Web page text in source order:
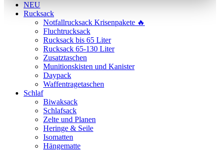
NEU
Rucksack
Notfallrucksack Krisenpakete 🔥
Fluchtrucksack
Rucksack bis 65 Liter
Rucksack 65-130 Liter
Zusatztaschen
Munitionskisten und Kanister
Daypack
Waffentragetaschen
Schlaf
Biwaksack
Schlafsack
Zelte und Planen
Heringe & Seile
Isomatten
Hängematte